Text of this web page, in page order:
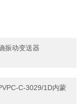
振动变送器
C-3029/1D内蒙